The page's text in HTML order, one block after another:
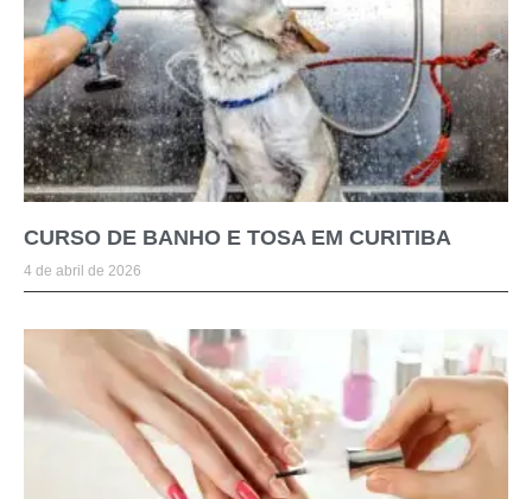
CURSO DE BANHO E TOSA EM CURITIBA
4 de abril de 2026